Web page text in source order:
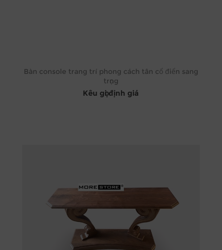
Bàn console trang trí phong cách tân cổ điển sang
trọng
Kêu gọi định giá